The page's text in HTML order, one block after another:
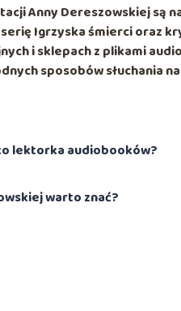
Anny Dereszowskiejsą
Igrzyska śmiercioraz
i sklepach z plikami
sposobów słuchania
lektorka audiobooków?
warto znać?